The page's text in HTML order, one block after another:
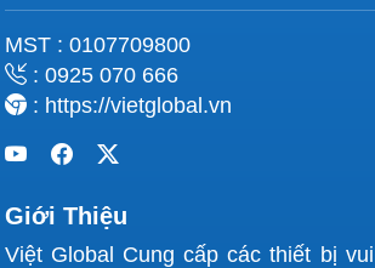
MST : 0107709800
: 0925 070 666
: https://vietglobal.vn
Giới Thiệu
Việt Global Cung cấp các thiết bị